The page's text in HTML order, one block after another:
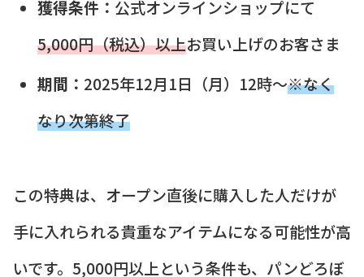
獲得条件： 公式オンラインショップにて
5,000円（税込）以上お買い上げのお客さま
期間： 2025年12月1日（月）12時～※なく
なり次第終了
この特典は、オープン直後に購入した人だけが
手に入れられる貴重なアイテムになる可能性が高
いです。5,000円以上という条件も、パンどろぼ